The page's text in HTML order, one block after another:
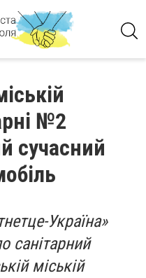
№2
сучасний
Україна»
санітарний
міській